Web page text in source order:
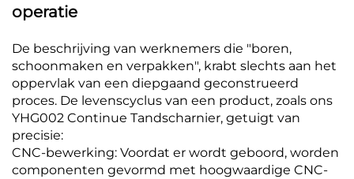
operatie
De beschrijving van werknemers die "boren,
schoonmaken en verpakken", krabt slechts aan het
oppervlak van een diepgaand geconstrueerd
proces. De levenscyclus van een product, zoals ons
YHG002 Continue Tandscharnier, getuigt van
precisie:
CNC-bewerking: Voordat er wordt geboord, worden
componenten gevormd met hoogwaardige CNC-